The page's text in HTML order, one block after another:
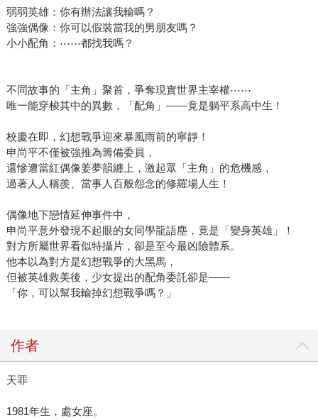
弱弱英雄：你有辦法讓我輸嗎？
強強偶像：你可以假裝當我的男朋友嗎？
小小配角：⋯⋯都找我嗎？
不同故事的「主角」聚首，爭奪現實世界主宰權⋯⋯
唯一能穿梭其中的異數，「配角」——竟是躺平系高中生！
校慶在即，幻想戰爭迎來暴風雨前的寧靜！
申尚平不僅被強推為籌備委員，
還慘遭當紅偶像姜夢韻纏上，激起眾「主角」的危機感，
過著人人稱羨、當事人百般怨念的修羅場人生！
偶像地下戀情延伸事件中，
申尚平意外發現不起眼的女同學龍語塵，竟是「變身英雄」！
對方所屬世界看似特攝片，卻是至今最凶險體系。
他本以為對方是幻想戰爭的大黑馬，
但被英雄救美後，少女提出的配角委託卻是——
「你，可以幫我輸掉幻想戰爭嗎？」
作者
天罪
1981年生，處女座。